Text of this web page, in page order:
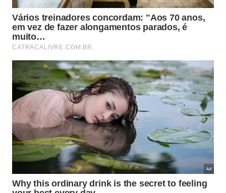
As antocianinas ajudam a proteger as células
contra o estresse oxidativo.
As fibras contribuem para o funcionamento
intestinal e aumentam a saciedade.
A vitamina C participa da defesa do organismo e
da formação de colágeno.
Os compostos fenólicos reforçam o potencial
antioxidante da fruta.
A água presente na polpa ajuda na hidratação em
dias quentes.